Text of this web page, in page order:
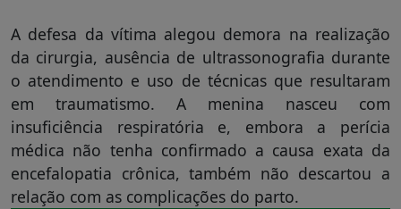
A defesa da vítima alegou demora na realização
da cirurgia, ausência de ultrassonografia durante
o atendimento e uso de técnicas que resultaram
em traumatismo. A menina nasceu com
insuficiência respiratória e, embora a perícia
médica não tenha confirmado a causa exata da
encefalopatia crônica, também não descartou a
relação com as complicações do parto.